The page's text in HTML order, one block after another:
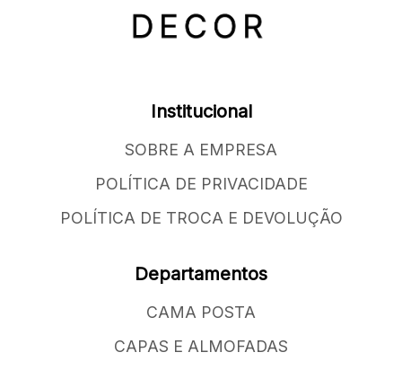
Institucional
SOBRE A EMPRESA
POLÍTICA DE PRIVACIDADE
POLÍTICA DE TROCA E DEVOLUÇÃO
Departamentos
CAMA POSTA
CAPAS E ALMOFADAS